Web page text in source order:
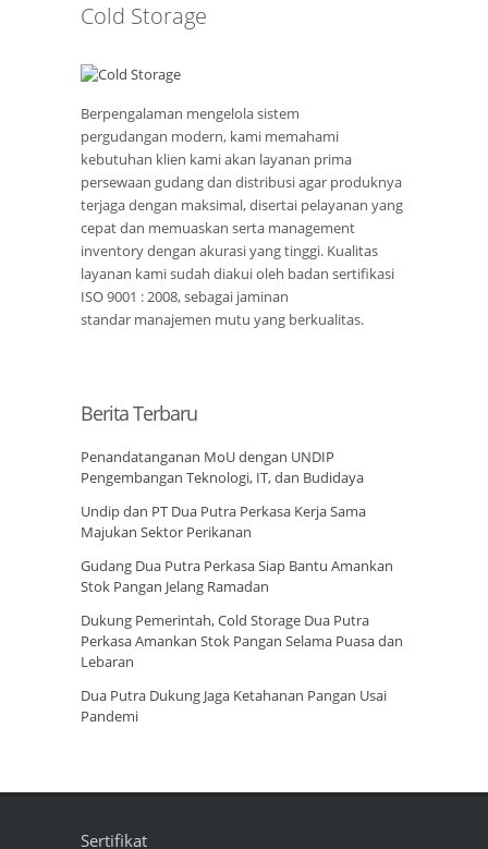
Cold Storage
Berpengalaman mengelola sistem
pergudangan modern, kami memahami
kebutuhan klien kami akan layanan prima
persewaan gudang dan distribusi agar produknya
terjaga dengan maksimal, disertai pelayanan yang
cepat dan memuaskan serta management
inventory dengan akurasi yang tinggi. Kualitas
layanan kami sudah diakui oleh badan sertifikasi
ISO 9001 : 2008, sebagai jaminan
standar manajemen mutu yang berkualitas.
Berita Terbaru
Penandatanganan MoU dengan UNDIP
Pengembangan Teknologi, IT, dan Budidaya
Undip dan PT Dua Putra Perkasa Kerja Sama
Majukan Sektor Perikanan
Gudang Dua Putra Perkasa Siap Bantu Amankan
Stok Pangan Jelang Ramadan
Dukung Pemerintah, Cold Storage Dua Putra
Perkasa Amankan Stok Pangan Selama Puasa dan
Lebaran
Dua Putra Dukung Jaga Ketahanan Pangan Usai
Pandemi
Sertifikat